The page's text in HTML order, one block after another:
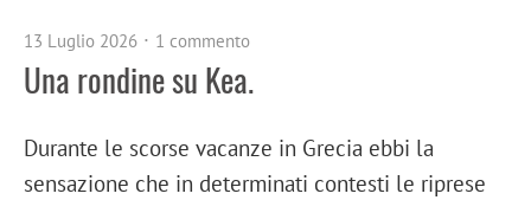
13 Luglio 2026 1 commento
Una rondine su Kea.
Durante le scorse vacanze in Grecia ebbi la
sensazione che in determinati contesti le riprese